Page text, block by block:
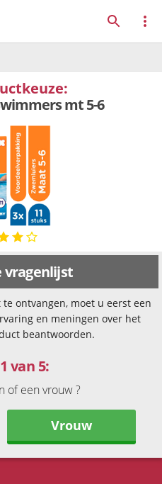
mt 5-6
vragenlijst
ontvangen, moet u eerst een
en meningen over het
beantwoorden.
van 5:
of een vrouw ?
Vrouw